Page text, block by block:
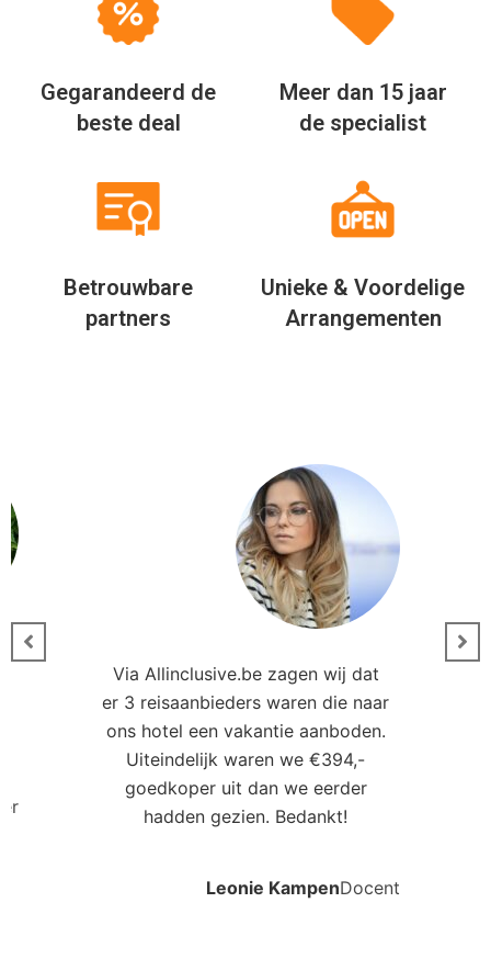
Gegarandeerd de
beste deal
Meer dan 15 jaar
de specialist
Betrouwbare
partners
Unieke & Voordelige
Arrangementen
Via Allinclusive.be zagen wij dat
er 3 reisaanbieders waren die naar
ons hotel een vakantie aanboden.
Uiteindelijk waren we €394,-
goedkoper uit dan we eerder
hadden gezien. Bedankt!
Leonie KampenDocent